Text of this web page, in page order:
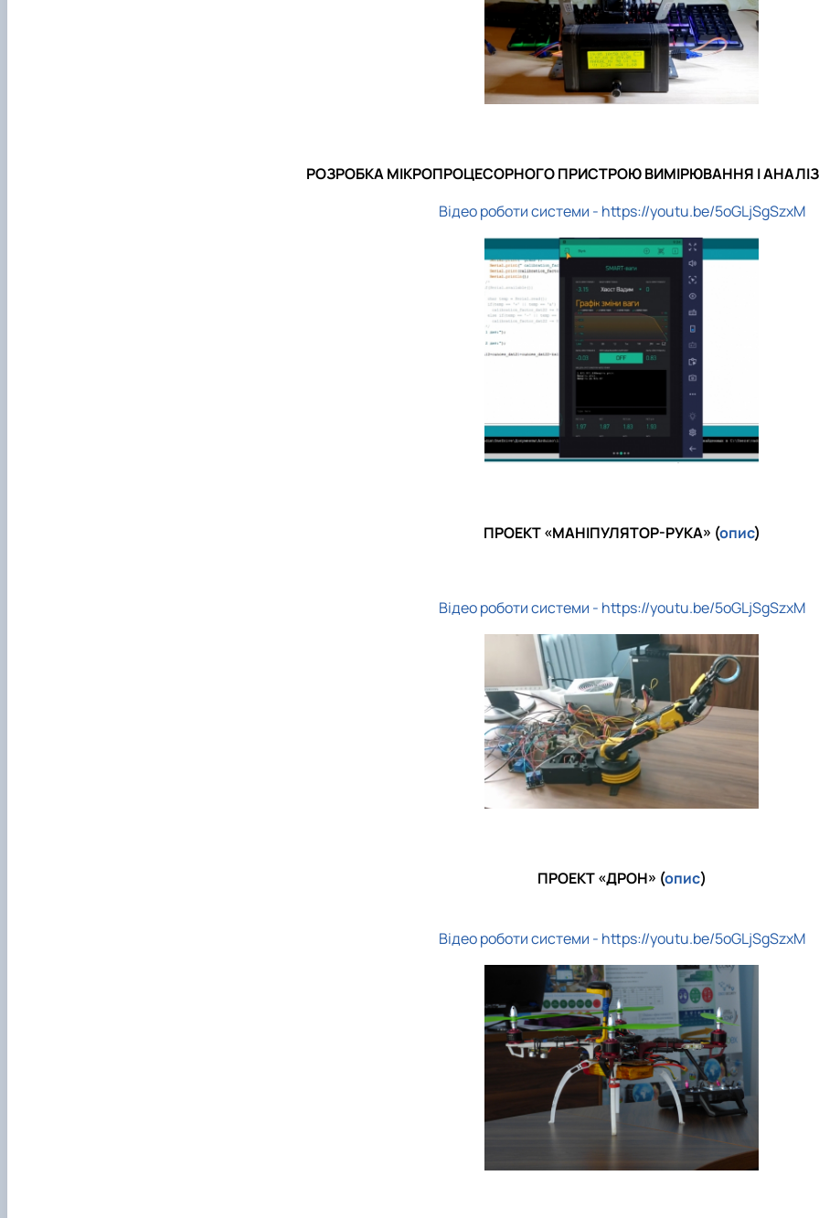
РОЗРОБКА МІКРОПРОЦЕСОРНОГО ПРИСТРОЮ ВИМІРЮВАННЯ І
Відео роботи системи - https://youtu.be/5oGLjSgSzxM
ПРОЕКТ «МАНІПУЛЯТОР-РУКА» (опис)
Відео роботи системи - https://youtu.be/5oGLjSgSzxM
ПРОЕКТ «ДРОН» (опис)
Відео роботи системи - https://youtu.be/5oGLjSgSzxM